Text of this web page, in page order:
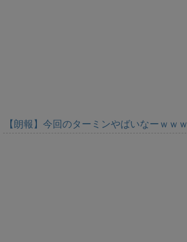
【朗報】今回のターミンやばいなーｗｗｗ